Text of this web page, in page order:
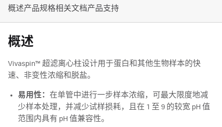
概述产品规格相关文档产品支持
概述
Vivaspin™ 超滤离心柱设计用于蛋白和其他生物样本的快
速、非变性浓缩和脱盐。
易用性： 在单管中进行一步样本浓缩，可最大限度地减
少样本处理，并减少试样损耗，且在 1 至 9 的较宽 pH 值
范围内具有 pH 值兼容性。